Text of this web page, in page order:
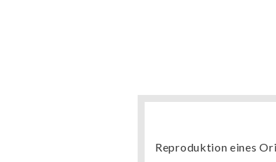
Reproduktion eines